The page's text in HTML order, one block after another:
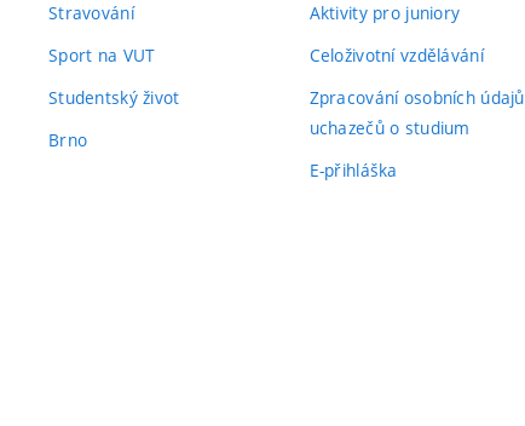
Stravování
Sport na VUT
Studentský život
Brno
Aktivity pro juniory
Celoživotní vzdělávání
Zpracování osobních údajů
uchazečů o studium
E-přihláška